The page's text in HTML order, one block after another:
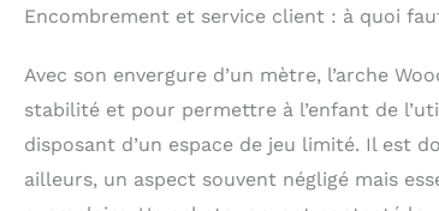
Encombrement et service client : à quoi
Avec son envergure d’un mètre, l’arche
stabilité et pour permettre à l’enfant de
disposant d’un espace de jeu limité. Il est
ailleurs, un aspect souvent négligé mais